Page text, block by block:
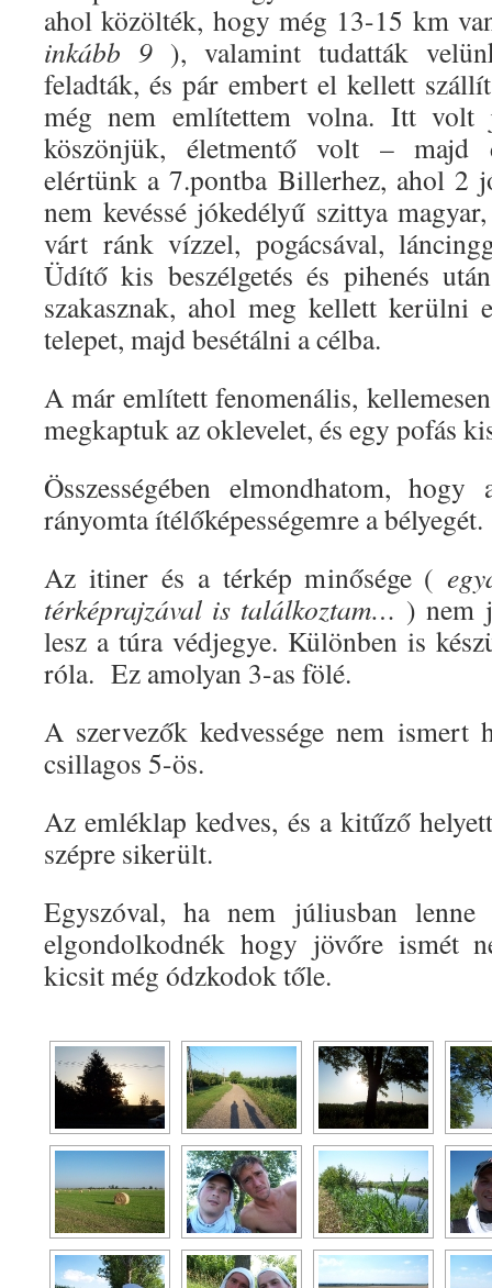
ahol közölték, hogy még 13-15 km
inkább 9 ), valamint tudatták
feladták, és pár embert el kellett
még nem említettem volna. Itt
köszönjük, életmentő volt – majd
elértünk a 7.pontba Billerhez, ahol 2
nem kevéssé jókedélyű szittya
várt ránk vízzel, pogácsával,
Üdítő kis beszélgetés és pihenés
szakasznak, ahol meg kellett kerülni
telepet, majd besétálni a célba.
A már említett fenomenális,
megkaptuk az oklevelet, és egy pofás
Összességében elmondhatom,
rányomta ítélőképességemre a bélyegét.
Az itiner és a térkép minősége (
térképrajzával is találkoztam… ) nem
lesz a túra védjegye. Különben is
róla. Ez amolyan 3-as fölé.
A szervezők kedvessége nem ismert
csillagos 5-ös.
Az emléklap kedves, és a kitűző
szépre sikerült.
Egyszóval, ha nem júliusban
elgondolkodnék hogy jövőre ismét
kicsit még ódzkodok tőle.